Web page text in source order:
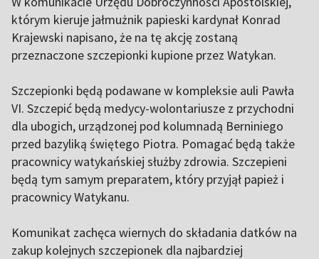
którym kieruje jałmużnik papieski kardynał Konrad
Krajewski napisano, że na tę akcję zostaną
przeznaczone szczepionki kupione przez Watykan.
Szczepionki będą podawane w kompleksie auli Pawła
VI. Szczepić będą medycy-wolontariusze z przychodni
dla ubogich, urządzonej pod kolumnadą Berniniego
przed bazyliką świętego Piotra. Pomagać będą także
pracownicy watykańskiej służby zdrowia. Szczepieni
będą tym samym preparatem, który przyjął papież i
pracownicy Watykanu.
Komunikat zachęca wiernych do składania datków na
zakup kolejnych szczepionek dla najbardziej